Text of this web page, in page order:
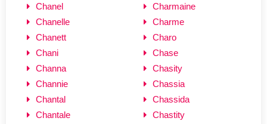
Chanel
Chanelle
Chanett
Chani
Channa
Channie
Chantal
Chantale
Charmaine
Charme
Charo
Chase
Chasity
Chassia
Chassida
Chastity